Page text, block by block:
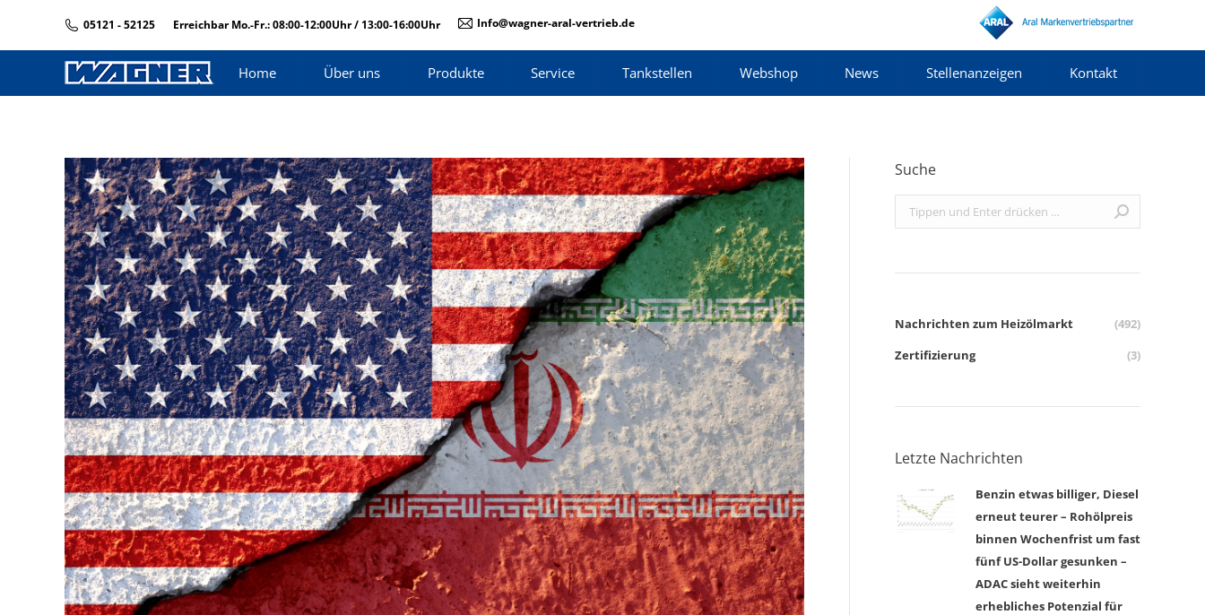
05121 - 52125 Erreichbar Mo.-Fr.: 08:00-12:00Uhr / 13:00-16:00Uhr Info@wagner-aral-vertrieb.de
Home Über uns Produkte Service Tankstellen Webshop News Stellenanzeigen Kontakt
Suche
Search:
Nachrichten zum Heizölmarkt
(492)
Zertifizierung
(3)
Letzte Nachrichten
Benzin etwas billiger, Diesel
erneut teurer – Rohölpreis
binnen Wochenfrist um fast
fünf US-Dollar gesunken –
ADAC sieht weiterhin
erhebliches Potenzial für